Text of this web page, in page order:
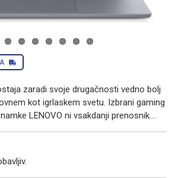
zaradi svoje drugačnosti vedno bolj
kot igrlaskem svetu. Izbrani gaming
LENOVO ni vsakdanji prenosnik....